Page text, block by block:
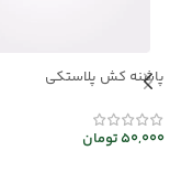
پاشنه کش پلاستکی
50,000تومان